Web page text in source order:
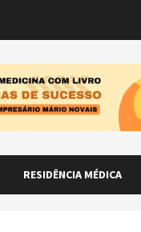
RESIDÊNCIA MÉDICA